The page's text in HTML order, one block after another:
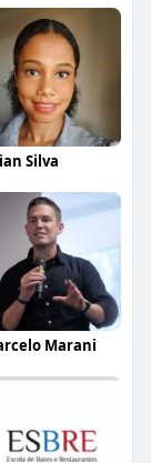
Silva
Marani